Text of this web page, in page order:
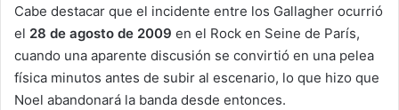
Cabe destacar que el incidente entre los Gallagher ocurrió
el 28 de agosto de 2009 en el Rock en Seine de París,
cuando una aparente discusión se convirtió en una pelea
física minutos antes de subir al escenario, lo que hizo que
Noel abandonará la banda desde entonces.